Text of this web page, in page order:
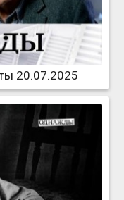
20.07.2025